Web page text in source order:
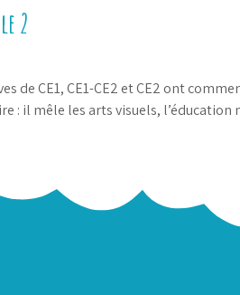
2
de CE1, CE1-CE2 et CE2 ont
: il mêle les arts visuels,